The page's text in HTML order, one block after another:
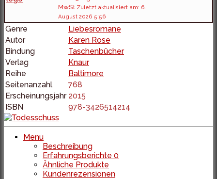
MwSt. Zuletzt aktualisiert am: 6.
August 2026 5:56
Genre
Liebesromane
Autor
Karen Rose
Bindung
Taschenbücher
Verlag
Knaur
Reihe
Baltimore
Seitenanzahl
768
Erscheinungsjahr 2015
ISBN
978-3426514214
Menu
Beschreibung
Erfahrungsberichte 0
Ähnliche Produkte
Kundenrezensionen